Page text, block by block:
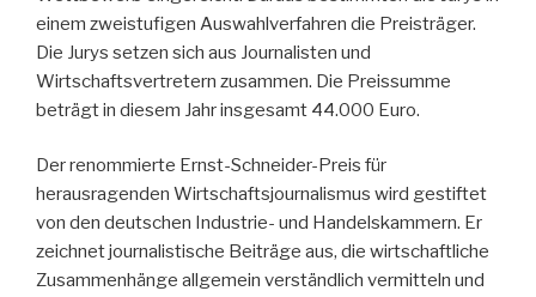
einem zweistufigen Auswahlverfahren die Preisträger.
Die Jurys setzen sich aus Journalisten und
Wirtschaftsvertretern zusammen. Die Preissumme
beträgt in diesem Jahr insgesamt 44.000 Euro.
Der renommierte Ernst-Schneider-Preis für
herausragenden Wirtschaftsjournalismus wird gestiftet
von den deutschen Industrie- und Handelskammern. Er
zeichnet journalistische Beiträge aus, die wirtschaftliche
Zusammenhänge allgemein verständlich vermitteln und